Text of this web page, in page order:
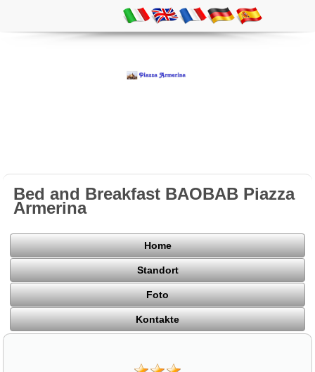
Bed and Breakfast BAOBAB Piazza
Armerina
Home
Standort
Foto
Kontakte